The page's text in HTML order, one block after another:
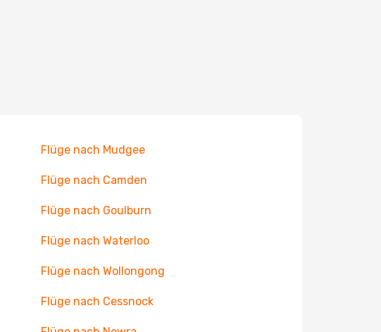
Flüge nach Mudgee
Flüge nach Camden
Flüge nach Goulburn
Flüge nach Waterloo
Flüge nach Wollongong
Flüge nach Cessnock